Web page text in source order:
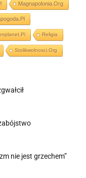
Magnapolonia.org
Religia
Stolikwolnosci.org
nie jest grzechem”